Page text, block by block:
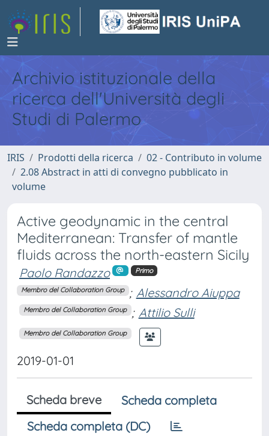
Archivio istituzionale della
ricerca dell'Università degli
Studi di Palermo
IRIS Prodotti della ricerca
02 - Contributo in volume
2.08 Abstract in atti di convegno pubblicato in
volume
Active geodynamic in the central
Mediterranean: Transfer of mantle
fluids across the north-eastern Sicily
Paolo Randazzo Primo
Membro del Collaboration Group ; Alessandro Aiuppa
Membro del Collaboration Group ; Attilio Sulli
Membro del Collaboration Group
2019-01-01
Scheda breve
Scheda completa
Scheda completa (DC)